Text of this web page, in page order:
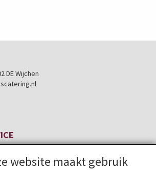
DE Wijchen
website maakt gebruik